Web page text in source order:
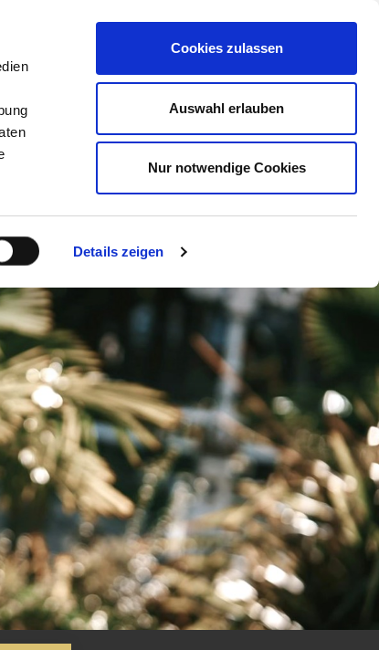
Details zeigen
Cookies zulassen
Auswahl erlauben
Nur notwendige Cookies
Über uns